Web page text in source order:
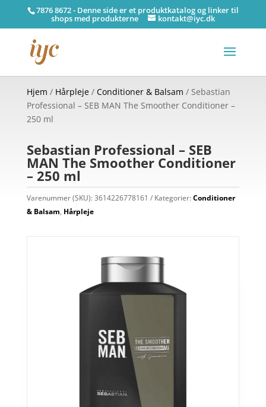
7876 8672 - Denne side er et produktkatalog og linker til
shops med produkterne kontakt@iyc.dk
Hjem / Hårpleje/ Conditioner & Balsam / Sebastian
Professional – SEB MAN The Smoother Conditioner –
250 ml
Sebastian Professional – SEB
MAN The Smoother Conditioner
– 250 ml
Varenummer (SKU):3614226778161 Kategorier:Conditioner
& Balsam, Hårpleje